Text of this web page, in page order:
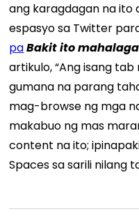
ang karagdagan na ito
espasyo sa Twitter
paBakit ito
artikulo, “Ang isang
gumana na parang
mag-browse ng mga
makabuo ng mas
content na ito;
Spaces sa sarili nilang